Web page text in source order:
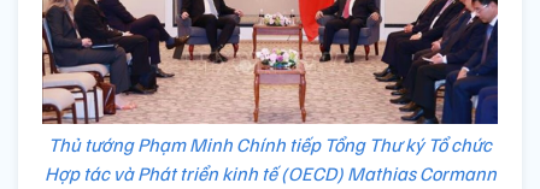
Thủ tướng Phạm Minh Chính tiếp Tổng Thư ký Tổ chức
Hợp tác và Phát triển kinh tế (OECD) Mathias Cormann